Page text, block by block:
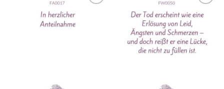
Wunschliste
hinzufügen
Wunschliste
hinzufügen